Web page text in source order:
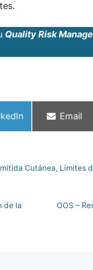
Quality Risk
Email
Cutánea, Límites
de la
OOS –